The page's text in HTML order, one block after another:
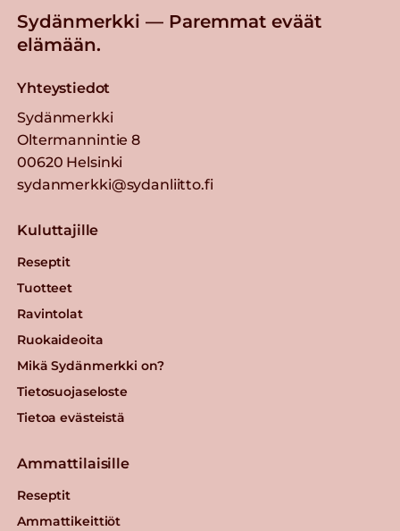
Sydänmerkki — Paremmat eväät
elämään.
Yhteystiedot
Sydänmerkki
Oltermannintie 8
00620 Helsinki
sydanmerkki@sydanliitto.fi
Kuluttajille
Reseptit
Tuotteet
Ravintolat
Ruokaideoita
Mikä Sydänmerkki on?
Tietosuojaseloste
Tietoa evästeistä
Ammattilaisille
Reseptit
Ammattikeittiöt